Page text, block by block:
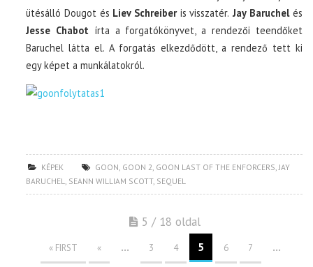
ütésálló Dougot és Liev Schreiberis visszatér. Jay Baruchelés
Jesse Chabot írta a forgatókönyvet, a rendezői teendőket
Baruchel látta el. A forgatás elkezdődött, a rendező tett ki
egy képet a munkálatokról.
KÉPEK GOON GOON 2 GOON LAST OF THE ENFORCERS JAY
BARUCHEL
SEANN WILLIAM SCOTT, SEQUEL
5 / 18 oldal
« FIRST « ... 3 4 5 6 7 ...